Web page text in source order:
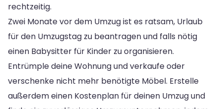
rechtzeitig.
Zwei Monate vor dem Umzug ist es ratsam, Urlaub
für den Umzugstag zu beantragen und falls nötig
einen Babysitter für Kinder zu organisieren.
Entrümple deine Wohnung und verkaufe oder
verschenke nicht mehr benötigte Möbel. Erstelle
außerdem einen Kostenplan für deinen Umzug und